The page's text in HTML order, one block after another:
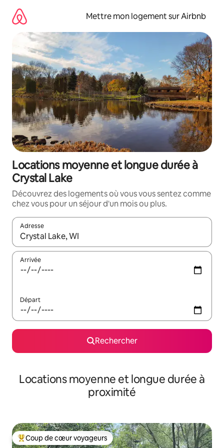
directement
contenu
Mettre mon logement sur Airbnb
Locations moyenne et longue durée à
Crystal Lake
Découvrez des logements où vous vous sentez comme
chez vous pour un séjour d'un mois ou plus.
Adresse
Lorsque les résultats s'affichent, utilisez les flèches vers le
Arrivée
Départ
Rechercher
Locations moyenne et longue durée à
proximité
Coups de cœur voyageurs les plus appréciés
Coup de cœur voyageurs